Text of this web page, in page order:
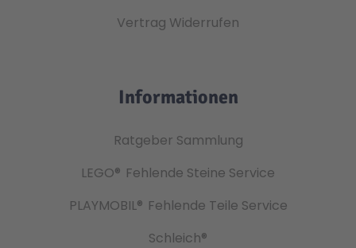
Vertrag Widerrufen
Informationen
Ratgeber Sammlung
LEGO® Fehlende Steine Service
PLAYMOBIL® Fehlende Teile Service
Schleich®